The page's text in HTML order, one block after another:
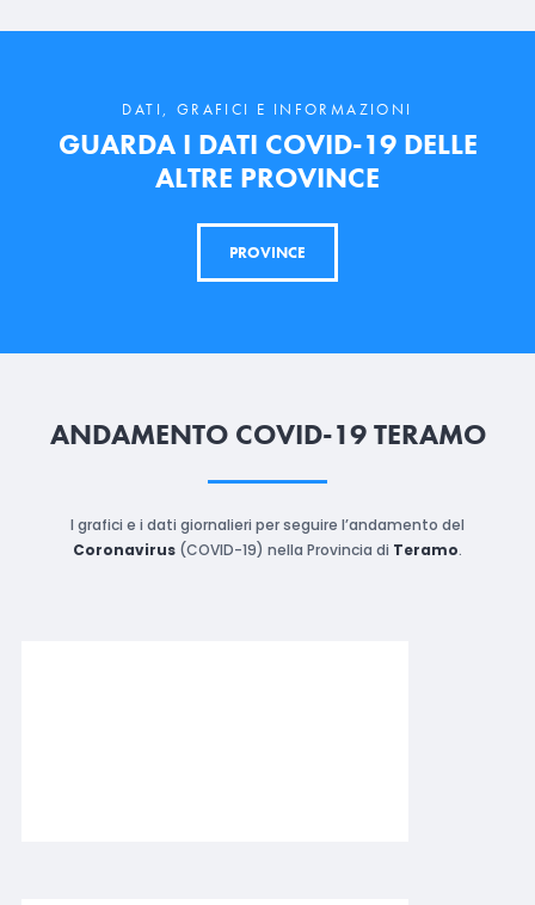
DATI, GRAFICI E INFORMAZIONI
GUARDA I DATI COVID-19 DELLE
ALTRE PROVINCE
PROVINCE
ANDAMENTO COVID-19 TERAMO
I grafici e i dati giornalieri per seguire l’andamento del
Coronavirus (COVID-19) nella Provincia di Teramo.